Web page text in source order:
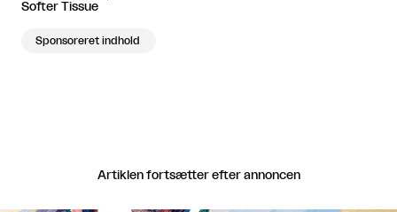
Softer Tissue
Sponsoreret indhold
Artiklen fortsætter efter annoncen